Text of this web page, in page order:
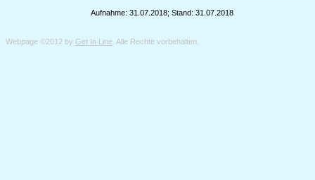
Aufnahme: 31.07.2018; Stand: 31.07.2018
Webpage ©2012 by Get In Line . Alle Rechte vorbehalten.